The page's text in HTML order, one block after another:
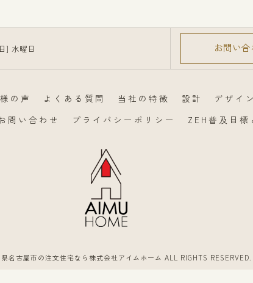
] 水曜日 お問い
の声 よくある質問 当社の特徴 設計 デザイン
問い合わせ プライバシーポリシー ZEH普及目標
名古屋市の注文住宅なら株式会社アイムホーム ALL RIGHTS RESERVED.